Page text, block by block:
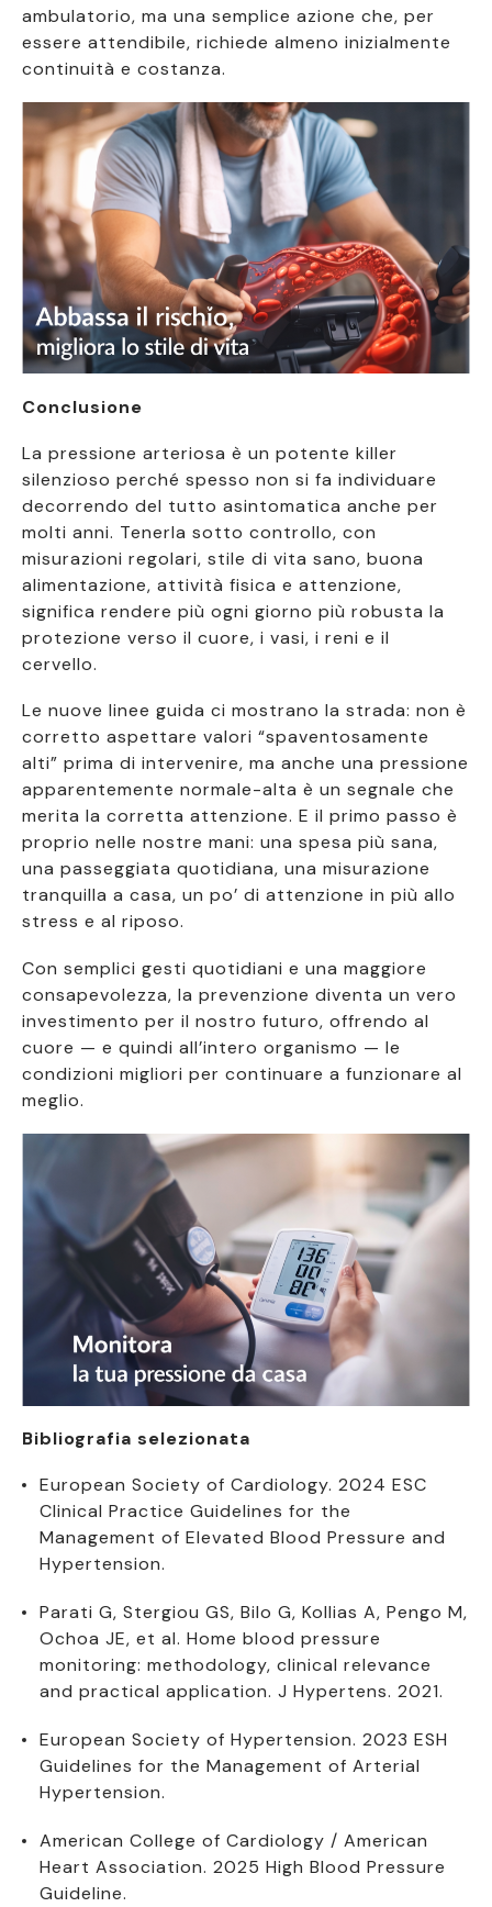
ambulatorio, ma una semplice azione che, per
essere attendibile, richiede almeno inizialmente
continuità e costanza.
Conclusione
La pressione arteriosa è un potente killer
silenzioso perché spesso non si fa individuare
decorrendo del tutto asintomatica anche per
molti anni. Tenerla sotto controllo, con
misurazioni regolari, stile di vita sano, buona
alimentazione, attività fisica e attenzione,
significa rendere più ogni giorno più robusta la
protezione verso il cuore, i vasi, i reni e il
cervello.
Le nuove linee guida ci mostrano la strada: non è
corretto aspettare valori “spaventosamente
alti” prima di intervenire, ma anche una pressione
apparentemente normale-alta è un segnale che
merita la corretta attenzione. E il primo passo è
proprio nelle nostre mani: una spesa più sana,
una passeggiata quotidiana, una misurazione
tranquilla a casa, un po’ di attenzione in più allo
stress e al riposo.
Con semplici gesti quotidiani e una maggiore
consapevolezza, la prevenzione diventa un vero
investimento per il nostro futuro, offrendo al
cuore — e quindi all’intero organismo — le
condizioni migliori per continuare a funzionare al
meglio.
Bibliografia selezionata
European Society of Cardiology. 2024 ESC
Clinical Practice Guidelines for the
Management of Elevated Blood Pressure and
Hypertension.
Parati G, Stergiou GS, Bilo G, Kollias A, Pengo M,
Ochoa JE, et al. Home blood pressure
monitoring: methodology, clinical relevance
and practical application. J Hypertens. 2021.
European Society of Hypertension. 2023 ESH
Guidelines for the Management of Arterial
Hypertension.
American College of Cardiology / American
Heart Association. 2025 High Blood Pressure
Guideline.